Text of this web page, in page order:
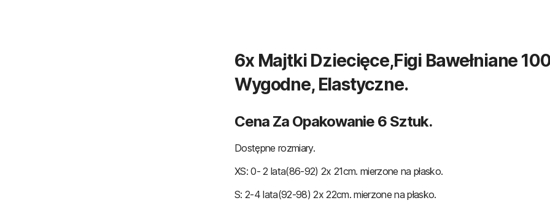
6x Majtki Dziecięce,figi Bawełniane
Wygodne, Elastyczne.
Cena Za Opakowanie 6 Sztuk.
Dostępne rozmiary.
XS: 0- 2 lata(86-92) 2x 21cm. mierzone na płasko.
S: 2-4 lata(92-98) 2x 22cm. mierzone na płasko.